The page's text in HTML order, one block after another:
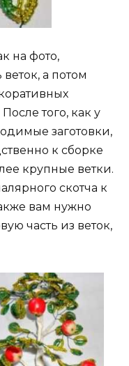
на фото,
а потом
того, как у
заготовки,
к сборке
крупные ветки.
скотча к
вам нужно
часть из веток,